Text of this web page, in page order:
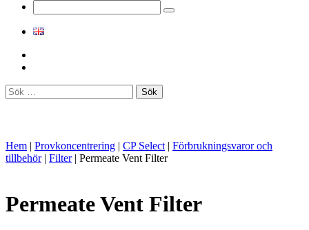
Sök
efter:
Hem | Provkoncentrering | CP Select | Förbrukningsvaror och
tillbehör | Filter | Permeate Vent Filter
Permeate Vent Filter